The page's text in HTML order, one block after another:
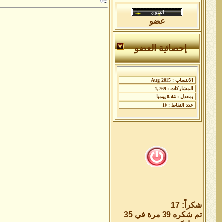
عضو
إحصائية العضو
شكراً: 17
تم شكره 39 مرة في 35